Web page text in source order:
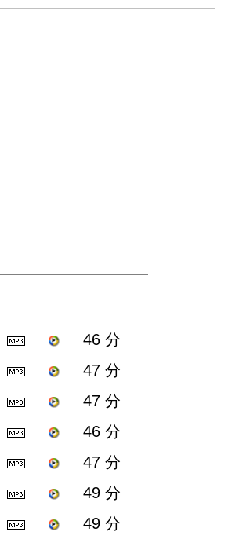
46 分
47 分
47 分
46 分
47 分
49 分
49 分